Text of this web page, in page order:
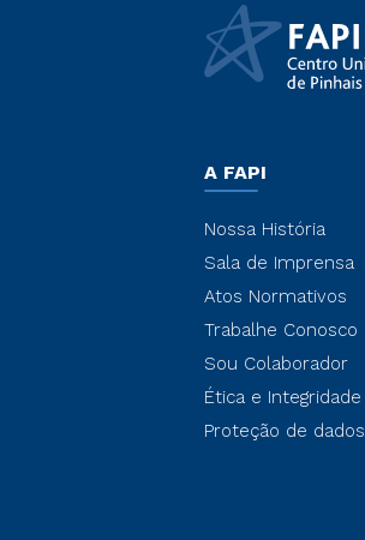
A FAPI
Nossa História
Sala de Imprensa
Atos Normativos
Trabalhe Conosco
Sou Colaborador
Ética e Integridade
Proteção de dados